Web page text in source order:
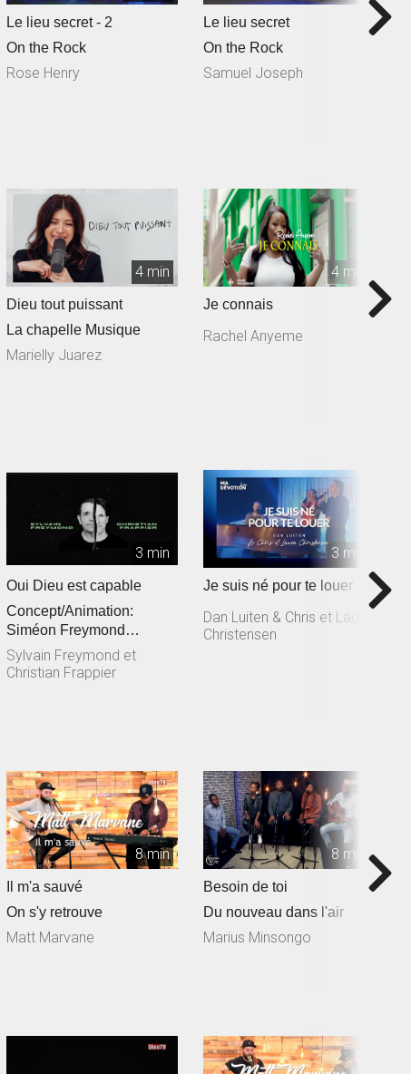
Le lieu secret - 2
On the Rock
Rose Henry
Le lieu secret
On the Rock
Samuel Joseph
4 min
Dieu tout puissant
La chapelle Musique
Marielly Juarez
4 min
Je connais
Rachel Anyeme
3 min
Oui Dieu est capable
Concept/Animation:
Siméon Freymond
Composition: Sylvain
Freymond en collaborat...
Sylvain Freymond et
Christian Frappier
3 min
Je suis né pour te louer
Dan Luiten & Chris et Laura
Christensen
8 min
Il m'a sauvé
On s'y retrouve
Matt Marvane
8 min
Besoin de toi
Du nouveau dans l'air
Marius Minsongo